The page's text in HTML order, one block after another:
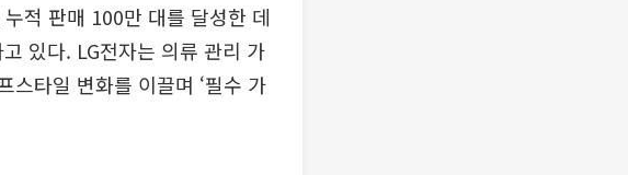
적 판매 100만 대를 달성한 데
있다. LG전자는 의류 관리 가
스타일 변화를 이끌며 ‘필수 가